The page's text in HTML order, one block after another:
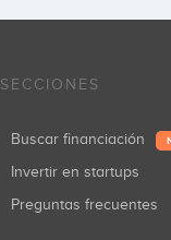
SECCIONES
Buscar financiación
Invertir en startups
Preguntas frecuentes